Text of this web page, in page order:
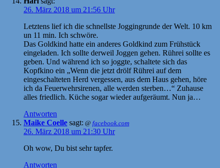
26. März 2018 um 21:56 Uhr
Letztens lief ich die schnellste Joggingrunde der Welt. 10 km
un 11 min. Ich schwöre.
Das Goldkind hatte ein anderes Goldkind zum Frühstück
eingeladen. Ich sollte derweil Joggen gehen. Rührei sollte es
geben. Und während ich so joggte, schaltete sich das
Kopfkino ein „Wenn die jetzt drölf Rührei auf dem
eingeschalteten Herd vergessen, aus dem Haus gehen, höre
ich da Feuerwehrsirenen, alle werden sterben…“ Zuhause
alles friedlich. Küche sogar wieder aufgeräumt. Nun ja…
Antworten
Maike Coelle sagt: @ facebook.com
26. März 2018 um 21:30 Uhr
Oh wow, Du bist sehr tapfer.
Antworten